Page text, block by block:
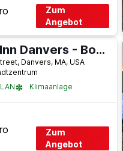
Zum
Angebot
Comfort Inn Danvers - Boston North Shore
Danvers, MA, USA
Klimaanlage
Zum
Angebot